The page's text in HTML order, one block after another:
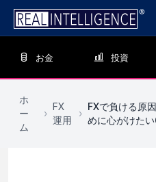
お金 投資
ホ
ー
ム
›
FX
運用
›
FXで負ける原
めに心がけた